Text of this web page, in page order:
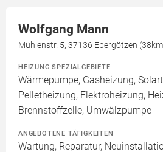
Wolfgang Mann
Mühlenstr. 5, 37136 Ebergötzen
HEIZUNG SPEZIALGEBIETE
Wärmepumpe, Gasheizung,
Pelletheizung, Elektroheizung,
Brennstoffzelle, Umwälzpumpe
ANGEBOTENE TÄTIGKEITEN
Wartung, Reparatur,